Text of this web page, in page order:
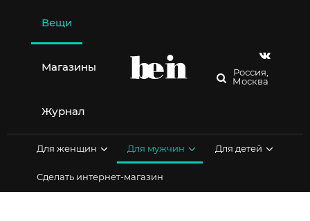
содержимому
Вещи
Магазины
Журнал
Россия,
Москва
Для женщин Для мужчин Для детей
Сделать интернет-магазин